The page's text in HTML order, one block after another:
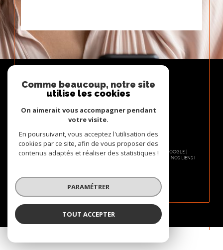
© 2026 | TOUS DROITS RÉSERVÉS | TRADUCTION POWERED BY GOOGLE |
NOS HONORAIRES
MENTIONS LÉGALES
NOS LIENS
Comme beaucoup, notre site
utilise les cookies
On aimerait vous accompagner pendant
votre visite.
En poursuivant, vous acceptez l'utilisation des
cookies par ce site, afin de vous proposer des
contenus adaptés et réaliser des statistiques !
PARAMÉTRER
TOUT ACCEPTER